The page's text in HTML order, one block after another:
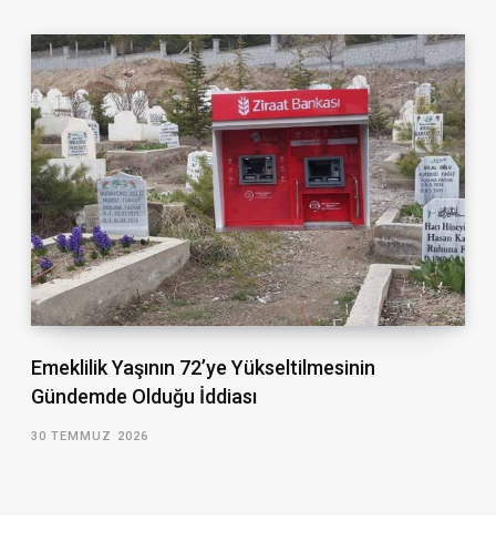
Emeklilik Yaşının 72’ye Yükseltilmesinin
Gündemde Olduğu İddiası
30 TEMMUZ 2026